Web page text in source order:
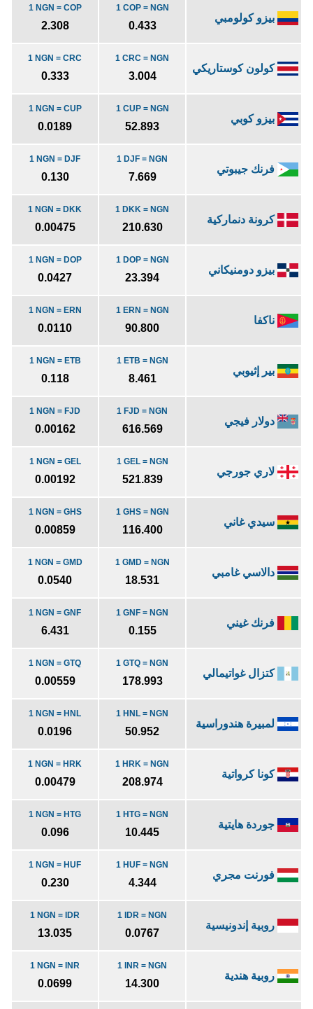
بيزو كولومبي
1 COP = NGN
0.433
1 NGN = COP
2.308
كولون كوستاريكي
1 CRC = NGN
3.004
1 NGN = CRC
0.333
بيزو كوبي
1 CUP = NGN
52.893
1 NGN = CUP
0.0189
فرنك جيبوتي
1 DJF = NGN
7.669
1 NGN = DJF
0.130
كرونة دنماركية
1 DKK = NGN
210.630
1 NGN = DKK
0.00475
بيزو دومنيكاني
1 DOP = NGN
23.394
1 NGN = DOP
0.0427
ناكفا
1 ERN = NGN
90.800
1 NGN = ERN
0.0110
بير إثيوبي
1 ETB = NGN
8.461
1 NGN = ETB
0.118
دولار فيجي
1 FJD = NGN
616.569
1 NGN = FJD
0.00162
لاري جورجي
1 GEL = NGN
521.839
1 NGN = GEL
0.00192
سيدي غاني
1 GHS = NGN
116.400
1 NGN = GHS
0.00859
دالاسي غامبي
1 GMD = NGN
18.531
1 NGN = GMD
0.0540
فرنك غيني
1 GNF = NGN
0.155
1 NGN = GNF
6.431
كتزال غواتيمالي
1 GTQ = NGN
178.993
1 NGN = GTQ
0.00559
لمبيرة هندوراسية
1 HNL = NGN
50.952
1 NGN = HNL
0.0196
كونا كرواتية
1 HRK = NGN
208.974
1 NGN = HRK
0.00479
جوردة هايتية
1 HTG = NGN
10.445
1 NGN = HTG
0.096
فورنت مجري
1 HUF = NGN
4.344
1 NGN = HUF
0.230
روبية إندونيسية
1 IDR = NGN
0.0767
1 NGN = IDR
13.035
روبية هندية
1 INR = NGN
14.300
1 NGN = INR
0.0699